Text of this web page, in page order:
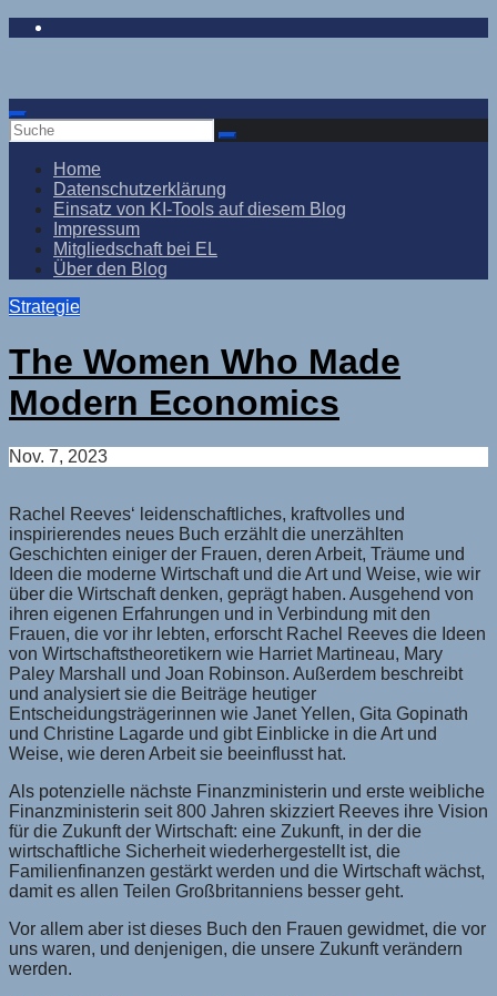
Zum
Home
Datenschutzerklärung
Einsatz von KI-Tools auf diesem Blog
Impressum
Mitgliedschaft bei EL
Über den Blog
Strategie
The Women Who Made
Modern Economics
Nov. 7, 2023
Rachel Reeves‘ leidenschaftliches, kraftvolles und
inspirierendes neues Buch erzählt die unerzählten
Geschichten einiger der Frauen, deren Arbeit, Träume und
Ideen die moderne Wirtschaft und die Art und Weise, wie wir
über die Wirtschaft denken, geprägt haben. Ausgehend von
ihren eigenen Erfahrungen und in Verbindung mit den
Frauen, die vor ihr lebten, erforscht Rachel Reeves die Ideen
von Wirtschaftstheoretikern wie Harriet Martineau, Mary
Paley Marshall und Joan Robinson. Außerdem beschreibt
und analysiert sie die Beiträge heutiger
Entscheidungsträgerinnen wie Janet Yellen, Gita Gopinath
und Christine Lagarde und gibt Einblicke in die Art und
Weise, wie deren Arbeit sie beeinflusst hat.
Als potenzielle nächste Finanzministerin und erste weibliche
Finanzministerin seit 800 Jahren skizziert Reeves ihre Vision
für die Zukunft der Wirtschaft: eine Zukunft, in der die
wirtschaftliche Sicherheit wiederhergestellt ist, die
Familienfinanzen gestärkt werden und die Wirtschaft wächst,
damit es allen Teilen Großbritanniens besser geht.
Vor allem aber ist dieses Buch den Frauen gewidmet, die vor
uns waren, und denjenigen, die unsere Zukunft verändern
werden.